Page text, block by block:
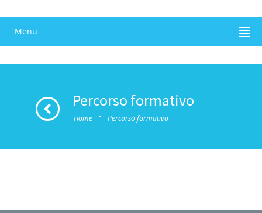
Menu
Percorso formativo
Home · Percorso formativo